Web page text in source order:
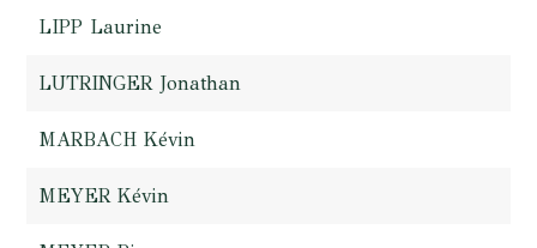
LIPP Laurine
LUTRINGER Jonathan
MARBACH Kévin
MEYER Kévin